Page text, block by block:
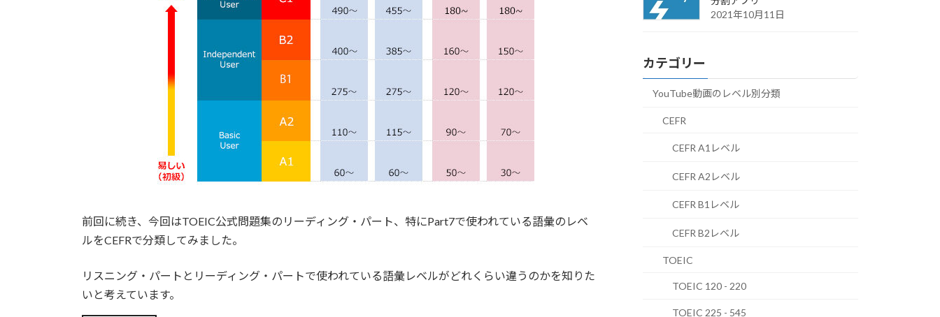
前回に続き、今回はTOEIC公式問題集のリーディング・パート、特にPart7で使われている語彙のレベ
ルをCEFRで分類してみました。
リスニング・パートとリーディング・パートで使われている語彙レベルがどれくらい違うのかを知りた
いと考えています。
2021年10月11日
カテゴリー
YouTube動画のレベル別分類
CEFR
CEFR A1レベル
CEFR A2レベル
CEFR B1レベル
CEFR B2レベル
TOEIC
TOEIC 120 - 220
TOEIC 225 - 545